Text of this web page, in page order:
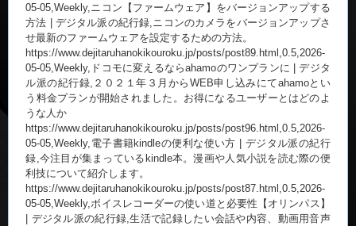
05-05,Weekly,ニコン【ファームウェア】をバージョンアップする
方法 | デジタル派の紀行録,ニコンのカメラをバージョンアップさ
せ最新のファームウェアを設定するための方法。
https://www.dejitaruhanokikouroku.jp/posts/post89.html,0.5,2026-
05-05,Weekly,ドコモに変えるならahamoのワンプランに | デジタ
ル派の紀行録,２０２１年３月からWEB申し込みにてahamoとい
う料金プランが開始されました。お得になるユーザーとはどのよ
うな人か
https://www.dejitaruhanokikouroku.jp/posts/post96.html,0.5,2026-
05-05,Weekly,電子書籍kindleの便利な使い方 | デジタル派の紀行
録,今注目が集まっているkindle本。漫画や人気小説を読む際の便
利技について紹介します。
https://www.dejitaruhanokikouroku.jp/posts/post87.html,0.5,2026-
05-05,Weekly,ボイスレコーダーの使い道と必要性【オリンパス】
| デジタル派の紀行録,生活で記録したい会話や内容、動画用音声